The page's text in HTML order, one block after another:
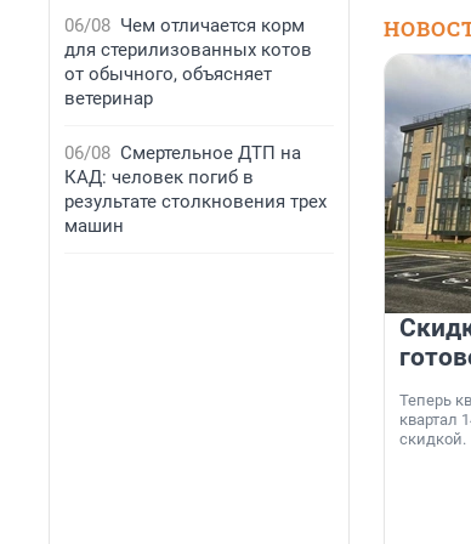
06/08 Чем отличается корм
для стерилизованных котов
от обычного, объясняет
ветеринар
06/08 Смертельное ДТП на
КАД: человек погиб в
результате столкновения трех
машин
Теперь
квартал
скидкой.